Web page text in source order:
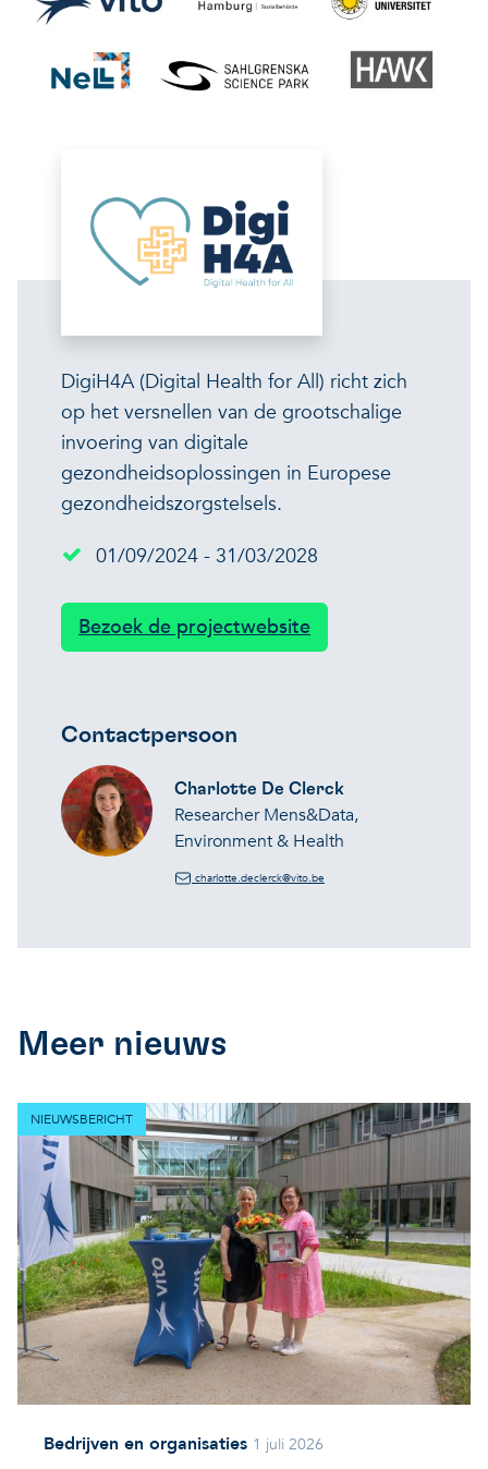
DigiH4A (Digital Health for All) richt zich
op het versnellen van de grootschalige
invoering van digitale
gezondheidsoplossingen in Europese
gezondheidszorgstelsels.
01/09/2024 - 31/03/2028
Bezoek de projectwebsite
Contactpersoon
Charlotte De Clerck
Researcher Mens&Data,
Environment & Health
charlotte.declerck@vito.be
Meer nieuws
NIEUWSBERICHT
Bedrijven en organisaties 1 juli 2026